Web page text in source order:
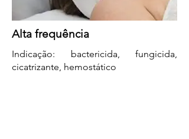
Alta frequência
Indicação: bactericida, fungicida,
cicatrizante, hemostático